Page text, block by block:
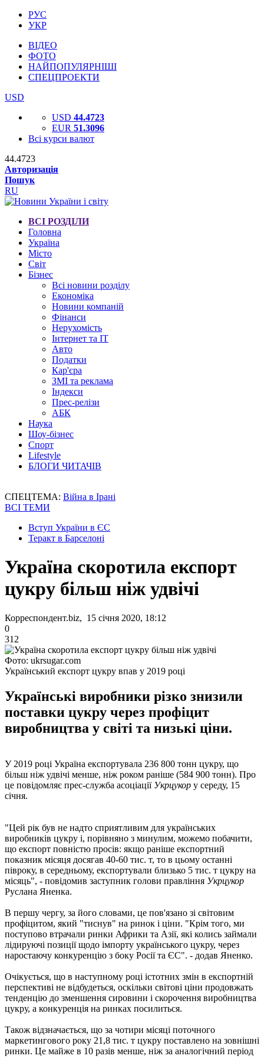
РУС
УКР
ВІДЕО
ФОТО
НАЙПОПУЛЯРНІШІ
СПЕЦПРОЕКТИ
USD
USD 44.4723
EUR 51.3096
Всі курси валют
44.4723
Авторизація
Пошук
RU
ВСІ РОЗДІЛИ
Головна
Україна
Місто
Світ
Бізнес
Всі новини розділу
Економіка
Новини компаній
Фінанси
Нерухомість
Інтернет та IT
Авто
Податки
Кар'єра
ЗМІ та реклама
Індекси
Прес-релізи
АБК
Наука
Шоу-бізнес
Спорт
Lifestyle
БЛОГИ ЧИТАЧІВ
СПЕЦТЕМА: Війна в Ірані
ВСІ ТЕМИ
Вступ України в ЄС
Теракт в Барселоні
Україна скоротила експорт
цукру більш ніж удвічі
Корреспондент.biz, 15 січня 2020, 18:12
0
312
Фото: ukrsugar.com
Український експорт цукру впав у 2019 році
Українські виробники різко знизили
поставки цукру через профіцит
виробництва у світі та низькі ціни.
У 2019 році Україна експортувала 236 800 тонн цукру, що
більш ніж удвічі менше, ніж роком раніше (584 900 тонн). Про
це повідомляє прес-служба асоціаціїУкрцукор у середу, 15
січня.
"Цей рік був не надто сприятливим для українських
виробників цукру і, порівняно з минулим, можемо побачити,
що експорт повністю просів: якщо раніше експортний
показник місяця досягав 40-60 тис. т, то в цьому останні
півроку, в середньому, експортували близько 5 тис. т цукру на
місяць", - повідомив заступник голови правління Укрцукор
Руслана Яненка.
В першу чергу, за його словами, це пов'язано зі світовим
профіцитом, який "тиснув" на ринок і ціни. "Крім того, ми
поступово втрачали ринки Африки та Азії, які колись займали
лідируючі позиції щодо імпорту українського цукру, через
наростаючу конкуренцію з боку Росії та ЄС". - додав Яненко.
Очікується, що в наступному році істотних змін в експортній
перспективі не відбудеться, оскільки світові ціни продовжать
тенденцію до зменшення сировини і скорочення виробництва
цукру, а конкуренція на ринках посилиться.
Також відзначається, що за чотири місяці поточного
маркетингового року 21,8 тис. т цукру поставлено на зовнішні
ринки. Це майже в 10 разів менше, ніж за аналогічний період